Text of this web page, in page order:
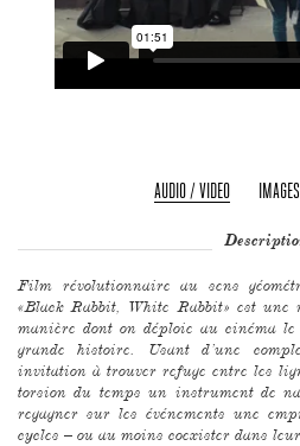
AUDIO / VIDEO IMAGES
Film révolutionnaire au sens
«Black Rabbit, White Rabbit» est
manière dont on déploie au cinéma
grande histoire. Usant d’une
invitation à trouver refuge entre les
torsion du temps un instrument de
regagner sur les événements une
cycles – ou au moins coexister dans